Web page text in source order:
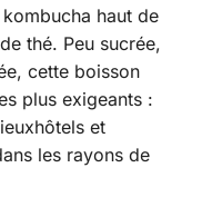
haut de
thé. Peu sucrée,
cette boisson
plus exigeants :
et
les rayons de